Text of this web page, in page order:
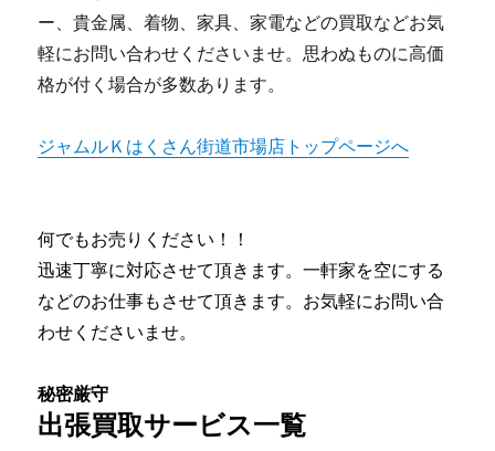
ー、貴金属、着物、家具、家電などの買取などお気
軽にお問い合わせくださいませ。思わぬものに高価
格が付く場合が多数あります。
ジャムルＫはくさん街道市場店トップページへ
何でもお売りください！！
迅速丁寧に対応させて頂きます。一軒家を空にする
などのお仕事もさせて頂きます。お気軽にお問い合
わせくださいませ。
秘密厳守
出張買取サービス一覧